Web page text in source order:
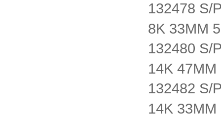
132478 S/
8K 33MM
132480 S/
14K
132482 S/
14K